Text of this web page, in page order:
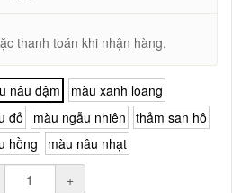
thanh toán khi nhận hàng.
nâu đậm
màu xanh loang
đỏ
màu ngẫu nhiên thảm san hô
hồng
màu nâu nhạt
+